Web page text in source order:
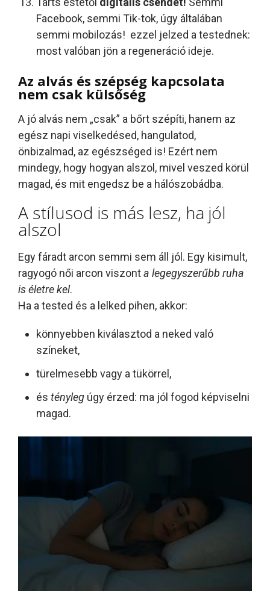
Facebook, semmi Tik-tok, úgy általában
semmi mobilozás! ezzel jelzed a testednek:
most valóban jön a regeneráció ideje.
Az alvás és szépség kapcsolata
nem csak külsőség
A jó alvás nem „csak” a bőrt szépíti, hanem az
egész napi viselkedésed, hangulatod,
önbizalmad, az egészséged is! Ezért nem
mindegy, hogy hogyan alszol, mivel veszed körül
magad, és mit engedsz be a hálószobádba.
A stílusod is más lesz, ha jól
alszol
Egy fáradt arcon semmi sem áll jól. Egy kisimult,
ragyogó női arcon viszonta legegyszerűbb ruha
is életre kel.
Ha a tested és a lelked pihen, akkor:
könnyebben kiválasztod a neked való
színeket,
türelmesebb vagy a tükörrel,
és tényleg úgy érzed: ma jól fogod képviselni
magad.